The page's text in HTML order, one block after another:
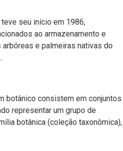
seu início em 1986,
ao armazenamento e
e palmeiras nativas do
botânico consistem em conjuntos
representar um grupo de
botânica (coleção taxonômica),